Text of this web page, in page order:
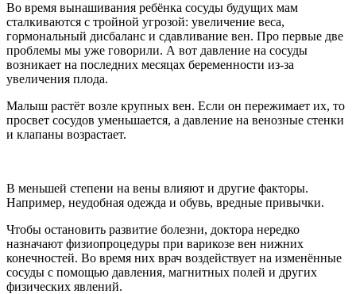
Во время вынашивания ребёнка сосуды будущих мам
сталкиваются с тройной угрозой: увеличение веса,
гормональный дисбаланс и сдавливание вен. Про первые две
проблемы мы уже говорили. А вот давление на сосуды
возникает на последних месяцах беременности из-за
увеличения плода.
Малыш растёт возле крупных вен. Если он пережимает их, то
просвет сосудов уменьшается, а давление на венозные стенки
и клапаны возрастает.
В меньшей степени на вены влияют и другие факторы.
Например, неудобная одежда и обувь, вредные привычки.
Чтобы остановить развитие болезни, доктора нередко
назначают физиопроцедуры при варикозе вен нижних
конечностей. Во время них врач воздействует на изменённые
сосуды с помощью давления, магнитных полей и других
физических явлений.